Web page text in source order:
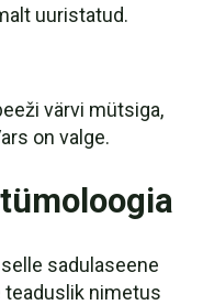
uuristatud.
värvi mütsiga,
on valge.
sadulaseene
teaduslik nimetus